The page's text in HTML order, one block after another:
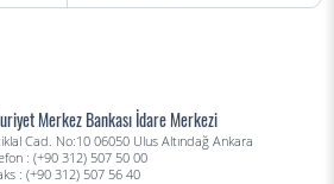
Merkez Bankası İdare Merkezi
Cad. No:10 06050 Ulus Altındağ Ankara
: (+90 312) 507 50 00
: (+90 312) 507 56 40